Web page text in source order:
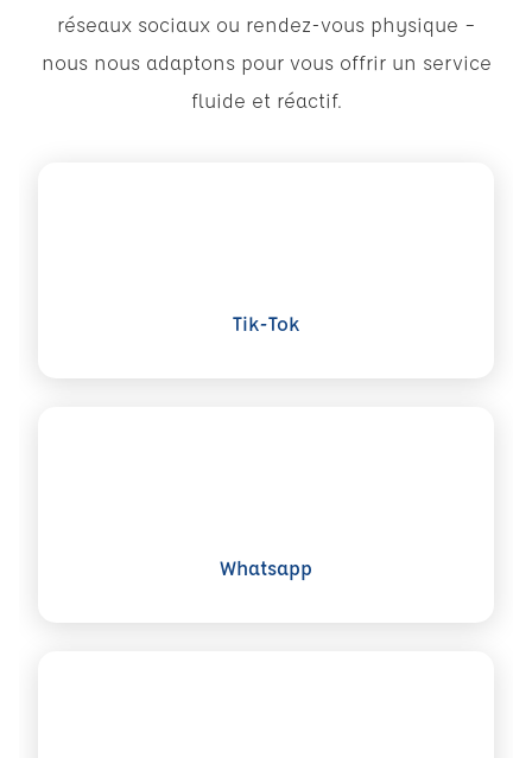
réseaux sociaux ou rendez-vous physique –
nous nous adaptons pour vous offrir un service
fluide et réactif.
Tik-Tok
Whatsapp